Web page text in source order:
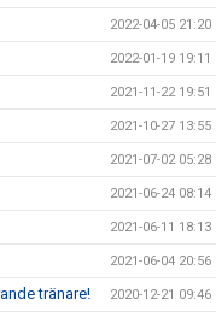
2022-04-05 21:20
2022-01-19 19:11
2021-11-22 19:51
2021-10-27 13:55
2021-07-02 05:28
2021-06-24 08:14
2021-06-11 18:13
2021-06-04 20:56
tränare! 2020-12-21 09:46